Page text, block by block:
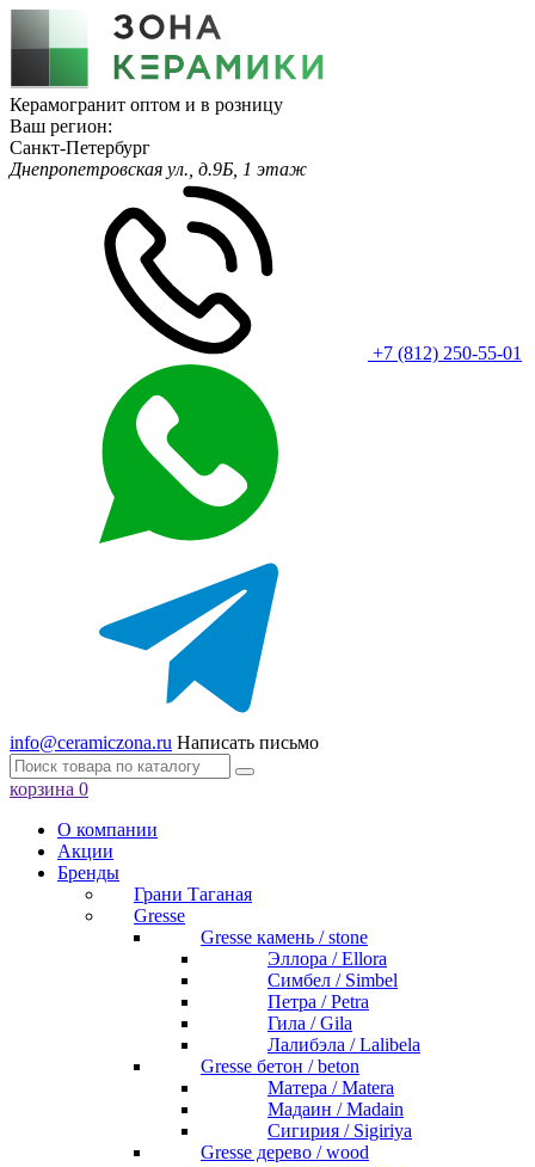
Керамогранит оптом и в розницу
Ваш регион:
Санкт-Петербург
Днепропетровская ул., д.9Б, 1 этаж
+7 (812) 250-55-01
info@ceramiczona.ru Написать письмо
корзина 0
О компании
Акции
Бренды
Грани Таганая
Gresse
Gresse камень / stone
Эллора / Ellora
Симбел / Simbel
Петра / Petra
Гила / Gila
Лалибэла / Lalibela
Gresse бетон / beton
Матера / Matera
Мадаин / Madain
Сигирия / Sigiriya
Gresse дерево / wood